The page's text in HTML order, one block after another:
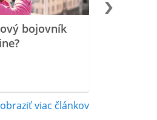
bojovník
viac článkov